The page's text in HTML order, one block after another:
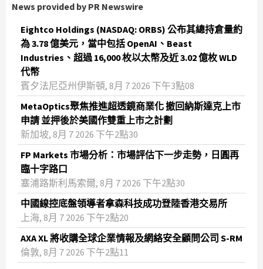
News provided by PR Newswire
Eightco Holdings (NASDAQ: ORBS) 公布其總持倉量約
為 3.78 億美元，當中包括 OpenAI、Beast
Industries、超過 16,000 枚以太幣及近 3.02 億枚 WLD
代幣
賓夕法尼亞州伊斯頓, 8月 7 2026 下午3點08
MetaOptics聚焦推進超透鏡商業化 撤回納斯達克上市
申請 並押後於美國作雙重上市之計劃
新加坡, 8月 7 2026 下午2點30
FP Markets 市場分析：市場評估下一步走勢，日圓再
臨十字路口
塞浦路斯利馬索爾, 8月 7 2026 下午2點30
中國線控底盤領導者拿森科技成功登陸香港交易所
上海, 8月 7 2026 下午2點20
AXA XL 將收購全球企業情報及網絡安全顧問公司 S-RM
倫敦, 8月 7 2026 下午2點11